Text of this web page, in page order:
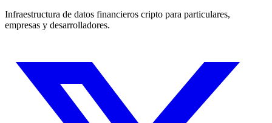
Infraestructura de datos financieros cripto para particulares,
empresas y desarrolladores.